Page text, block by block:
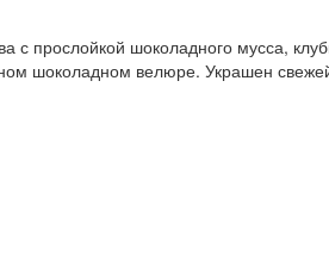
с прослойкой шоколадного мусса,
шоколадном велюре. Украшен